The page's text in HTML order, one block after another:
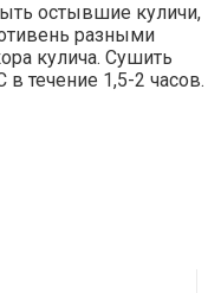
остывшие куличи,
разными
кулича. Сушить
течение 1,5-2 часов.